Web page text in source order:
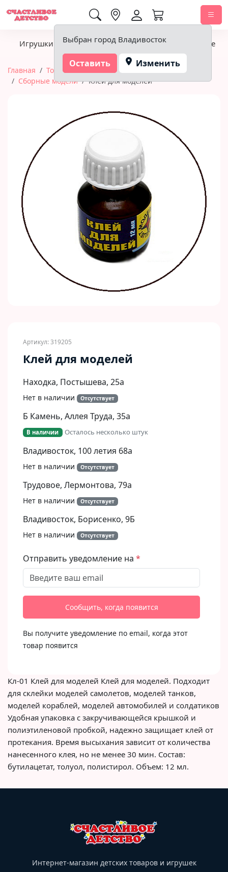
Выбран город Владивосток
Оставить Изменить
Игрушки Детское питание Подгузники, гигиена
Главная
Товары для творчества и хобби
Сборные модели
Клей для моделей
Артикул: 319205
Клей для моделей
Находка, Постышева, 25а
Нет в наличии Отсутствует
Б Камень, Аллея Труда, 35а
В наличии Осталось несколько штук
Владивосток, 100 летия 68а
Нет в наличии Отсутствует
Трудовое, Лермонтова, 79а
Нет в наличии Отсутствует
Владивосток, Борисенко, 9Б​
Нет в наличии Отсутствует
Отправить уведомление на
Сообщить, когда появится
Вы получите уведомление по email, когда этот
товар появится
Кл-01 Клей для моделей Клей для моделей. Подходит
для склейки моделей самолетов, моделей танков,
моделей кораблей, моделей автомобилей и солдатиков
Удобная упаковка с закручивающейся крышкой и
полиэтиленовой пробкой, надежно защищает клей от
протекания. Время высыхания зависит от количества
нанесенного клея, но не менее 30 мин. Состав:
бутилацетат, толуол, полистирол. Объем: 12 мл.
Интернет-магазин детских товаров и игрушек